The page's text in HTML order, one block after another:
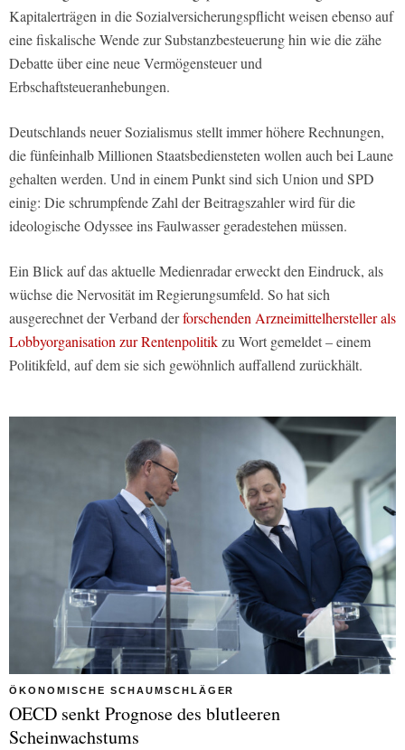
Kapitalerträgen in die Sozialversicherungspflicht weisen ebenso auf
eine fiskalische Wende zur Substanzbesteuerung hin wie die zähe
Debatte über eine neue Vermögensteuer und
Erbschaftsteueranhebungen.
Deutschlands neuer Sozialismus stellt immer höhere Rechnungen,
die fünfeinhalb Millionen Staatsbediensteten wollen auch bei Laune
gehalten werden. Und in einem Punkt sind sich Union und SPD
einig: Die schrumpfende Zahl der Beitragszahler wird für die
ideologische Odyssee ins Faulwasser geradestehen müssen.
Ein Blick auf das aktuelle Medienradar erweckt den Eindruck, als
wüchse die Nervosität im Regierungsumfeld. So hat sich
ausgerechnet der Verband derforschenden Arzneimittelhersteller als
Lobbyorganisation zur Rentenpolitikzu Wort gemeldet – einem
Politikfeld, auf dem sie sich gewöhnlich auffallend zurückhält.
ÖKONOMISCHE SCHAUMSCHLÄGER
OECD senkt Prognose des blutleeren
Scheinwachstums